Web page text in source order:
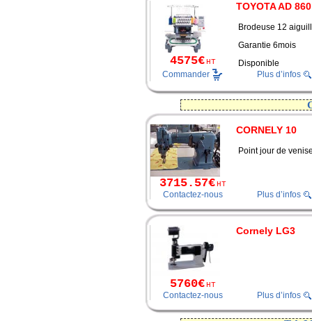
TOYOTA AD 860
Brodeuse 12
Garantie 6mois
Disponible
4575€ HT
Commander Plus d’infos
CORNELY 10
Point jour de
3715.57€ HT
Contactez-nous Plus d’infos
Cornely LG3
5760€ HT
Contactez-nous Plus d’infos